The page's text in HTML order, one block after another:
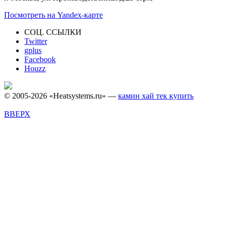
Посмотреть на Yandex-карте
СОЦ. ССЫЛКИ
Twitter
gplus
Facebook
Houzz
© 2005-2026 «Heatsystems.ru» — камин хай тек купить
ВВЕРХ